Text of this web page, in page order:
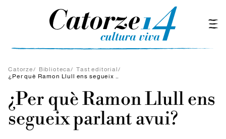
Catorze/ Biblioteca/ Tast editorial/
¿Per què Ramon Llull ens segueix parlant avui?
¿Per què Ramon Llull ens
segueix parlant avui?